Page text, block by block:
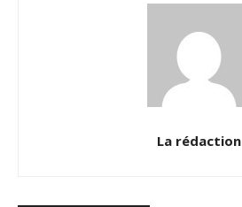
La rédaction